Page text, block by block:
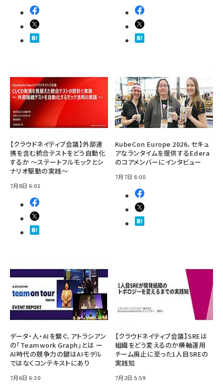
【クラウドネイティブ会議】外部連
携を含む統合テストをどう自動化
するか ～ステートフルモックとシ
ナリオ駆動の実践～
7月8日 6:01
KubeCon Europe 2026、セキュ
アなランタイムを提供するEdera
のコアメンバーにインタビュー
7月7日 6:00
データ・人・AIを繋ぐ、アトラシアン
の「Teamwork Graph」とは ー
AI時代の競争力の鍵はAIモデル
ではなくコンテキストにあり
7月6日 6:30
【クラウドネイティブ会議】SREは
組織をどう変えるのか――横軸運用
チーム廃止に至った1人目SREの
実践知
7月2日 5:59